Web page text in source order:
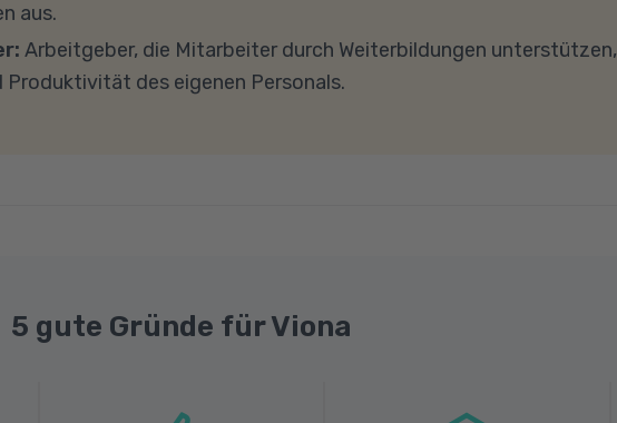
an.
aus.
Arbeitgeber, die Mitarbeiter durch Weiterbildungen unterstützen,
des eigenen Personals.
5 gute Gründe für Viona